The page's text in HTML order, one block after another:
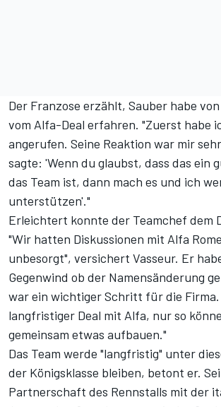
Der Franzose erzählt, Sauber habe
vom Alfa-Deal erfahren. "Zuerst habe
angerufen. Seine Reaktion war mir
sagte: 'Wenn du glaubst, dass das
das Team ist, dann mach es und ich
unterstützen'."
Erleichtert konnte der Teamchef dem
"Wir hatten Diskussionen mit Alfa
unbesorgt", versichert Vasseur. Er
Gegenwind ob der Namensänderung
war ein wichtiger Schritt für die Firma.
langfristiger Deal mit Alfa, nur so
gemeinsam etwas aufbauen."
Das Team werde "langfristig" unter
der Königsklasse bleiben, betont er.
Partnerschaft des Rennstalls mit der